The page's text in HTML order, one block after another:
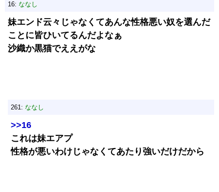
16: ななし
妹エンド云々じゃなくてあんな性格悪い奴を選んだ
ことに皆ひいてるんだよなぁ
沙織か黒猫でええがな
261: ななし
>>16
これは妹エアプ
性格が悪いわけじゃなくてあたり強いだけだから